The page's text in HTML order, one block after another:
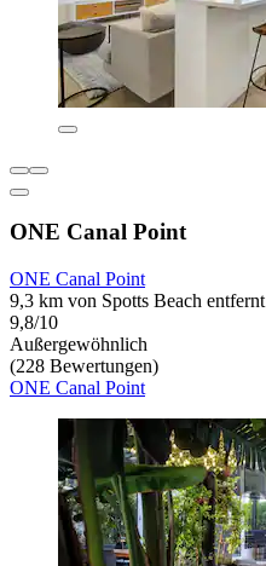
ONE Canal Point
ONE Canal Point
9,3 km von Spotts Beach entfernt
9,8/10
Außergewöhnlich
(228 Bewertungen)
ONE Canal Point